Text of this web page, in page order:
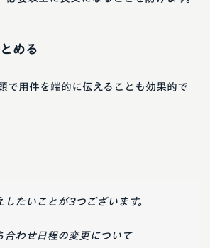
める
で用件を端的に伝えることも効果的で
したいことが3つございます。
合わせ日程の変更について